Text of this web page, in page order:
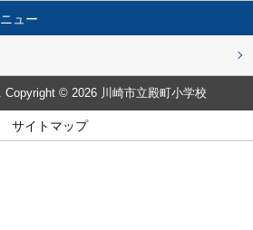
Copyright © 2026 川崎市立殿町小学校
サイトマップ